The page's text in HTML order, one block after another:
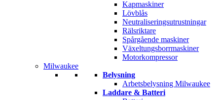
Kapmaskiner
Lövblås
Neutraliseringsutrustningar
Rälsriktare
Spårgående maskiner
Växeltungsborrmaskiner
Motorkompressor
Milwaukee
Belysning
Arbetsbelysning Milwaukee
Laddare & Batteri